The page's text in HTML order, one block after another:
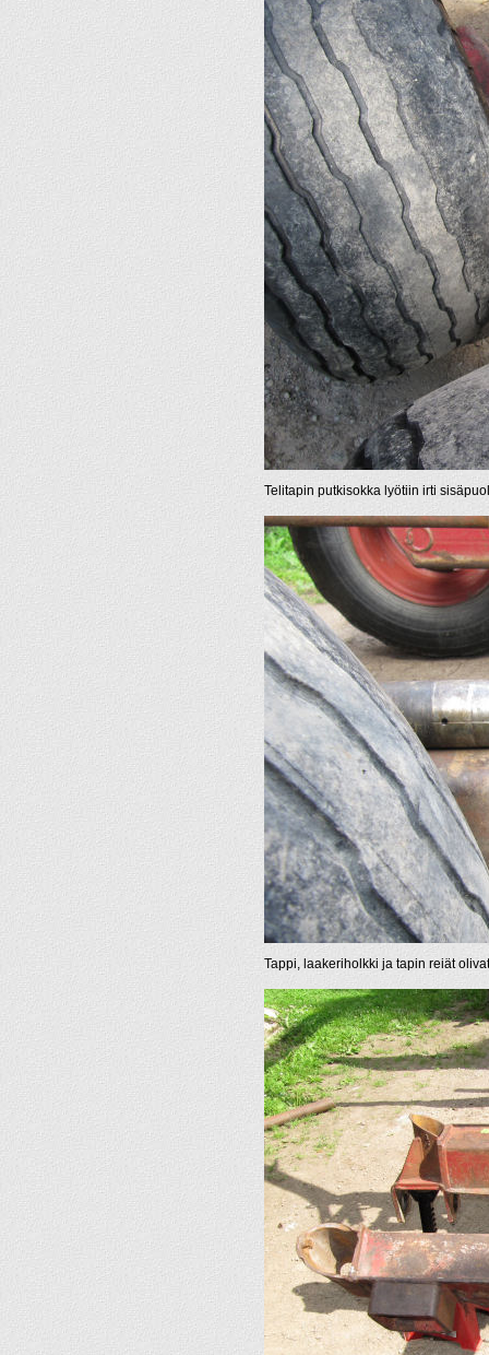
Telitapin putkisokka lyötiin irti
Tappi, laakeriholkki ja tapin reiät